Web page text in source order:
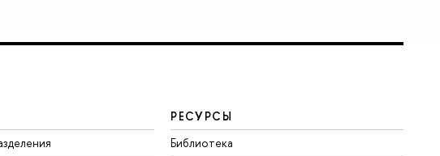
РЕСУРСЫ
Библиотека